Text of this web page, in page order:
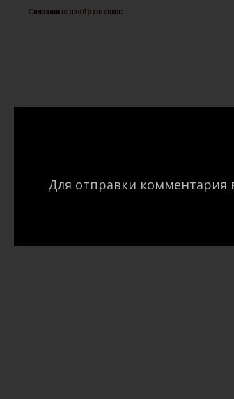
Связанные изображения:
Для отправки комментария